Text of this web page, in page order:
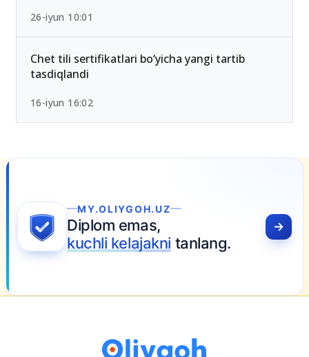
26-iyun 10:01
Chet tili sertifikatlari bo‘yicha yangi tartib
tasdiqlandi
16-iyun 16:02